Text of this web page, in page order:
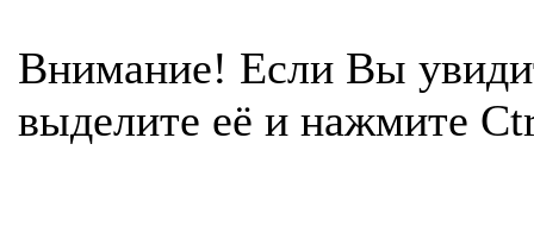
Внимание! Если Вы
выделите её и нажмите